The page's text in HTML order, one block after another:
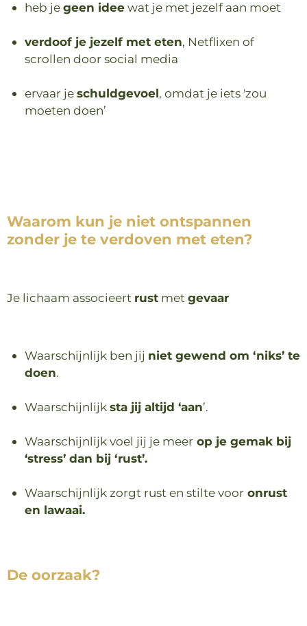
heb jegeen ideewat je met jezelf aan moet
verdoof je jezelf met eten, Netflixen of
scrollen door social media
ervaar jeschuldgevoel, omdat je iets 'zou
moeten doen’
Waarom kun je niet ontspannen
zonder je te verdoven met eten?
Je lichaam associeert rust met gevaar
Waarschijnlijk ben jij niet gewend om ‘niks’ te
doen.
Waarschijnlijksta jij altijd ‘aan’.
Waarschijnlijk voel jij je meer op je gemak bij
‘stress’ dan bij ‘rust’.
Waarschijnlijk zorgt rust en stilte voor onrust
en lawaai.
De oorzaak?